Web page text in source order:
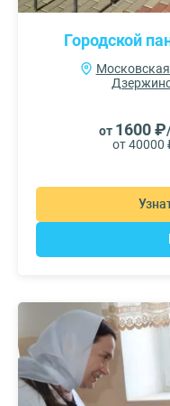
Городской
Московская
от 1600 ₽
от 40000